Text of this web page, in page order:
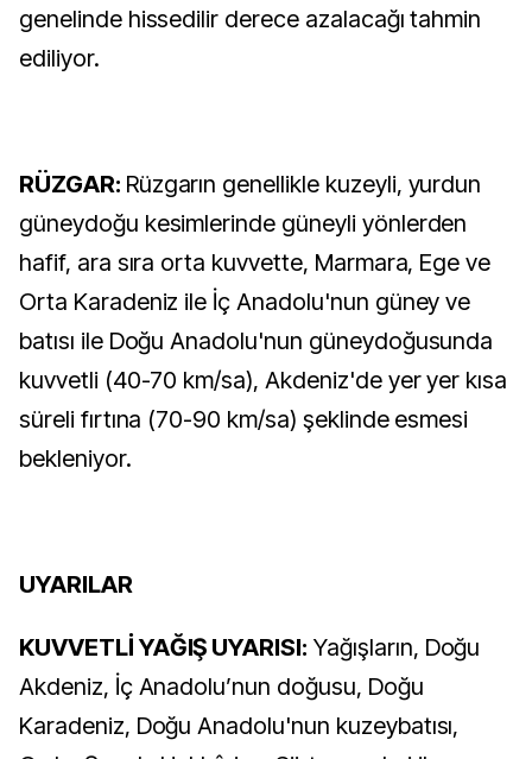
genelinde hissedilir derece azalacağı tahmin
ediliyor.
RÜZGAR: Rüzgarın genellikle kuzeyli, yurdun
güneydoğu kesimlerinde güneyli yönlerden
hafif, ara sıra orta kuvvette, Marmara, Ege ve
Orta Karadeniz ile İç Anadolu'nun güney ve
batısı ile Doğu Anadolu'nun güneydoğusunda
kuvvetli (40-70 km/sa), Akdeniz'de yer yer kısa
süreli fırtına (70-90 km/sa) şeklinde esmesi
bekleniyor.
UYARILAR
KUVVETLİ YAĞIŞ UYARISI: Yağışların, Doğu
Akdeniz, İç Anadolu’nun doğusu, Doğu
Karadeniz, Doğu Anadolu'nun kuzeybatısı,